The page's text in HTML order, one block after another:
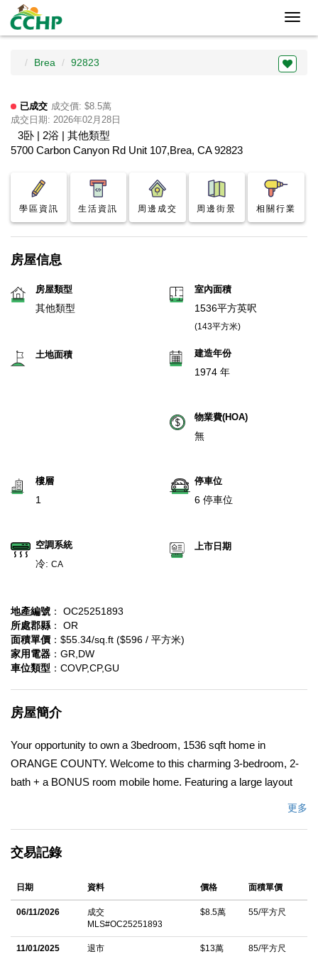
Brea 92823
已成交 成交價: $8.5萬
成交日期: 2026年02月28日
3卧 | 2浴 | 其他類型
5700 Carbon Canyon Rd Unit 107,Brea, CA 92823
學區資訊 生活資訊 周邊成交 周邊街景 相關行業
房屋信息
房屋類型
其他類型
室內面積
1536平方英呎
(143平方米)
土地面積 建造年份
1974 年
物業費(HOA)
無
樓層
1
停車位
6 停車位
空調系統
冷: CA
上市日期
地產編號 ： OC25251893
所處郡縣 ： OR
面積單價 ：$55.34/sq.ft ($596 / 平方米)
家用電器 ：GR,DW
車位類型 ：COVP,CP,GU
房屋簡介
Your opportunity to own a 3bedroom, 1536 sqft home in
ORANGE COUNTY. Welcome to this charming 3-bedroom, 2-
bath + a BONUS room mobile home. Featuring a large layout
with a master bedroom with a walk-in closet, spacious living and
and plenty of space for a big family. Carport fits easily three
POOL, SPA/ HOT TUB, LIBRARY, CLUBHOUSE, BBQ AREA,
ADDITIONAL LAUNDRY ROOM, MONTAIN VIEWS! Only 5
minutes from the 57FWY.
更多
交易記錄
日期 資料 價格 面積單價
06/11/2026
成交
MLS#OC25251893
$8.5萬 55/平方尺
11/01/2025 退市 $13萬 85/平方尺